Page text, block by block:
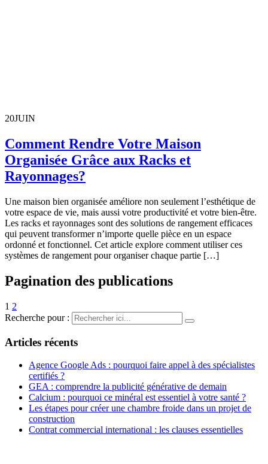
20JUIN
Comment Rendre Votre Maison
Organisée Grâce aux Racks et
Rayonnages?
Une maison bien organisée améliore non seulement l’esthétique de
votre espace de vie, mais aussi votre productivité et votre bien-être.
Les racks et rayonnages sont des solutions de rangement efficaces
qui peuvent transformer n’importe quelle pièce en un espace
ordonné et fonctionnel. Cet article explore comment utiliser ces
systèmes de rangement pour organiser chaque partie […]
Pagination des publications
1 2
Recherche pour :
Articles récents
Agence Google Ads : pourquoi faire appel à des spécialistes
certifiés ?
GEA : comprendre la publicité générative de demain
Calcium : pourquoi ce minéral est essentiel à votre santé ?
Les étapes pour créer une chambre froide dans un projet de
construction
Contrat commercial international : les clauses essentielles